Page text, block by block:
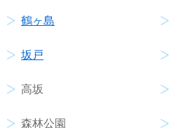
鶴ヶ島
坂戸
高坂
森林公園